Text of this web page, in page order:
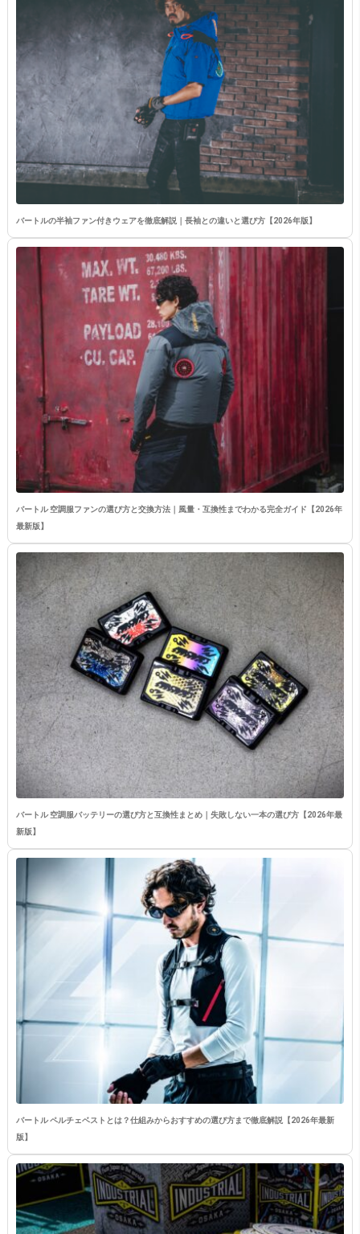
バートルの半袖ファン付きウェアを徹底解説｜長袖との違いと選び方【2026年版】
バートル 空調服ファンの選び方と交換方法｜風量・互換性までわかる完全ガイド【2026年
最新版】
バートル 空調服バッテリーの選び方と互換性まとめ｜失敗しない一本の選び方【2026年最
新版】
バートル ペルチェベストとは？仕組みからおすすめの選び方まで徹底解説【2026年最新
版】